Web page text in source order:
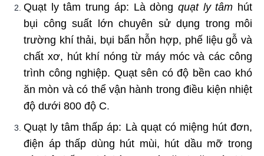
Quạt ly tâm trung áp: Là dòng quạt ly tâm hút
bụi công suất lớn chuyên sử dụng trong môi
trường khí thải, bụi bẩn hỗn hợp, phế liệu gỗ và
chất xơ, hút khí nóng từ máy móc và các công
trình công nghiệp. Quạt sên có độ bền cao khó
ăn mòn và có thể vận hành trong điều kiện nhiệt
độ dưới 800 độ C.
Quạt ly tâm thấp áp: Là quạt có miệng hút đơn,
điện áp thấp dùng hút mùi, hút dầu mỡ trong